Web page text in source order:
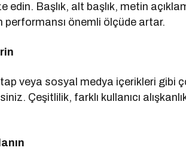
Başlık, alt başlık, metin
önemli ölçüde artar.
veya sosyal medya içerikleri gibi
Çeşitlilik, farklı kullanıcı